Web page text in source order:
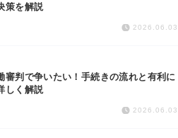
策を解説
2026.06.03
審判で争いたい！手続きの流れと有利に
しく解説
2026.06.03